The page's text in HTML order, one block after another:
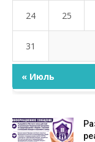
24 25
31
« Июль